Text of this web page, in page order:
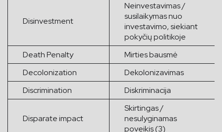
Disinvestment
Neinvestavimas /
susilaikymas nuo
investavimo, siekiant
pokyčių politikoje
Death Penalty
Mirties bausmė
Decolonization
Dekolonizavimas
Discrimination
Diskriminacija
Disparate impact
Skirtingas /
nesulyginamas
poveikis (3)